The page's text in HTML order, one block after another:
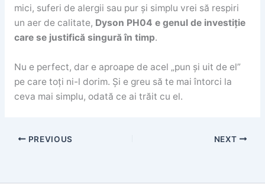
mici, suferi de alergii sau pur și simplu vrei să respiri
un aer de calitate, Dyson PH04 e genul de investiție
care se justifică singură în timp.
Nu e perfect, dar e aproape de acel „pun și uit de el”
pe care toți ni-l dorim. Și e greu să te mai întorci la
ceva mai simplu, odată ce ai trăit cu el.
PREVIOUS NEXT